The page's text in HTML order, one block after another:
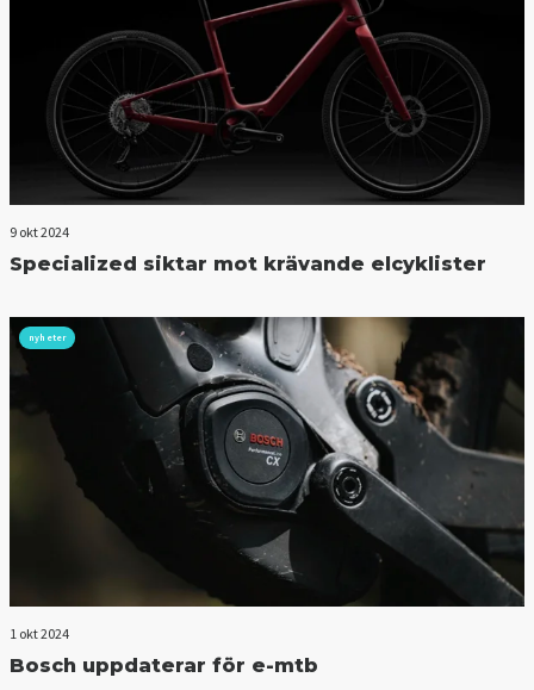
9 okt 2024
Specialized siktar mot krävande elcyklister
nyheter
1 okt 2024
Bosch uppdaterar för e-mtb